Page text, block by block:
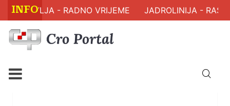
INFO
ZDRAVLJA - RADNO VRIJEME JADROLINIJA -